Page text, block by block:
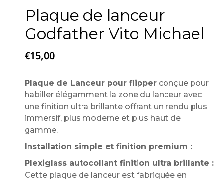
Plaque de lanceur
Godfather Vito Michael
€15,00
Plaque de Lanceur pour flipper conçue pour
habiller élégamment la zone du lanceur avec
une finition ultra brillante offrant un rendu plus
immersif, plus moderne et plus haut de
gamme.
Installation simple et finition premium :
Plexiglass autocollant finition ultra brillante :
Cette plaque de lanceur est fabriquée en